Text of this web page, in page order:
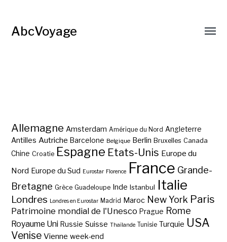
AbcVoyage
Allemagne Amsterdam Amérique du Nord Angleterre
Antilles Autriche Barcelone Belgique Berlin Bruxelles Canada
Chine Croatie Espagne Etats-Unis Europe du
Nord Europe du Sud Eurostar Florence France Grande-
Bretagne Grèce Guadeloupe Inde Istanbul Italie
Londres Londres en Eurostar Madrid Maroc New York Paris
Patrimoine mondial de l'Unesco Prague Rome
Royaume Uni Russie Suisse Thaïlande Tunisie Turquie USA
Venise Vienne week-end